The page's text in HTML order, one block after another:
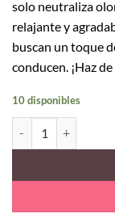
solo neutraliza
relajante y
buscan un toque
conducen. ¡Haz
10 disponibles